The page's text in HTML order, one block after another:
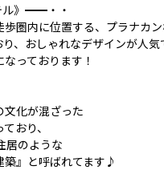
ル》━━・・
圏内に位置する、プラナカン
、おしゃれなデザインが人
っております！
化が混ざった
おり、
居のような
築』と呼ばれてます♪